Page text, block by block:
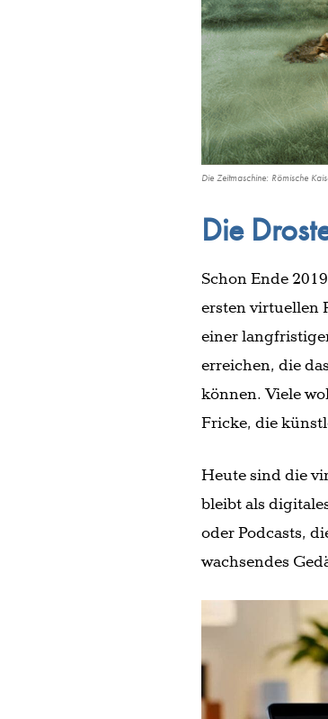
Die Zeitmaschine: Römische
Die
Schon Ende
ersten virtuellen
einer
erreichen, die
können. Viele
Fricke, die
Heute sind die
bleibt als
oder Podcasts,
wachsendes